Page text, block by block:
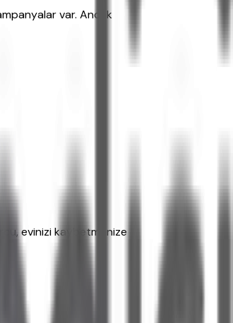
var. Ancak
evinizi kaybetmenize